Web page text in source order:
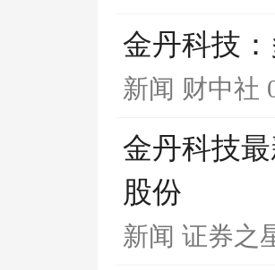
金丹科技
新闻 财中社
金丹科技
股份
新闻 证券之